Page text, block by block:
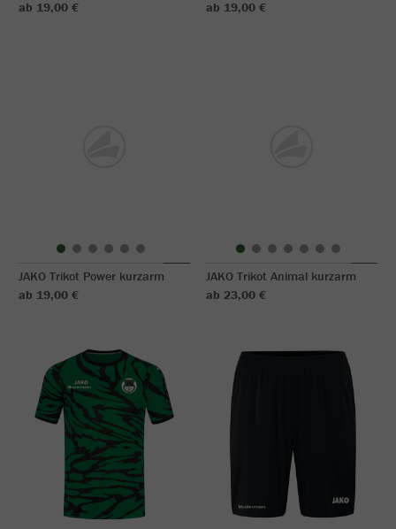
ab 19,00 € ab 19,00 €
JAKO Trikot Power kurzarm
ab 19,00 €
JAKO Trikot Animal kurzarm
ab 23,00 €